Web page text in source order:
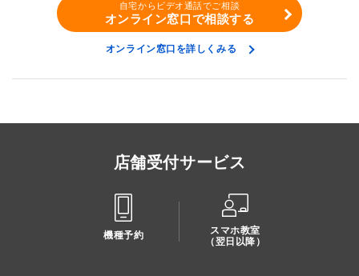
自宅からビデオ通話でご相談
オンライン窓口で相談する
オンライン窓口を詳しくみる
店舗受付サービス
機種予約
スマホ教室
（翌日以降）